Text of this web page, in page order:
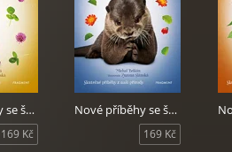
Nové příběhy se šťastným koncem - Vystrašený zajíček
169 Kč
Nové příběhy se šťastným koncem - Hladový vydrýsek
169 Kč